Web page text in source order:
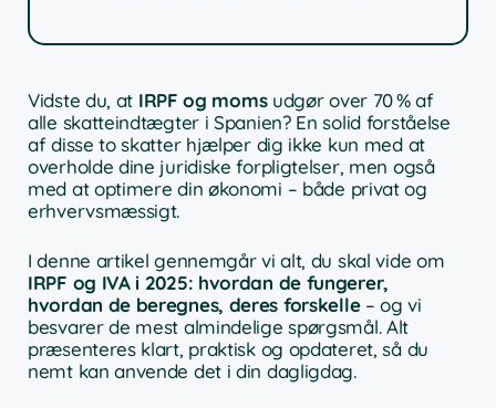
Vidste du, at IRPF og momsudgør over 70 % af
alle skatteindtægter i Spanien? En solid forståelse
af disse to skatter hjælper dig ikke kun med at
overholde dine juridiske forpligtelser, men også
med at optimere din økonomi – både privat og
erhvervsmæssigt.
I denne artikel gennemgår vi alt, du skal vide om
IRPF og IVA i 2025: hvordan de fungerer,
hvordan de beregnes, deres forskelle – og vi
besvarer de mest almindelige spørgsmål. Alt
præsenteres klart, praktisk og opdateret, så du
nemt kan anvende det i din dagligdag.